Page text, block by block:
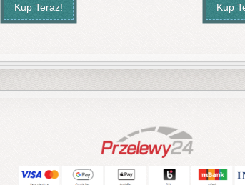
Kup Teraz! Kup